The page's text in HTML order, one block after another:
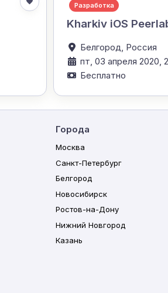
Разработка
Kharkiv iOS
Белгород, Россия
пт, 03 апреля 2020,
Бесплатно
Города
Москва
Санкт-Петербург
Белгород
Новосибирск
Ростов-на-Дону
Нижний Новгород
Казань